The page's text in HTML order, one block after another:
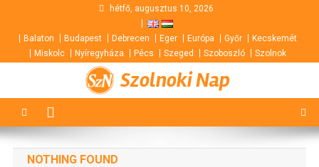
content
hétfő, augusztus 10, 2026
Balaton Budapest Debrecen Eger Európa Győr
Kecskemét
Miskolc
Nyíregyháza Pécs Szeged Szoboszló Szolnok
Szolnoki Nap
NOTHING FOUND